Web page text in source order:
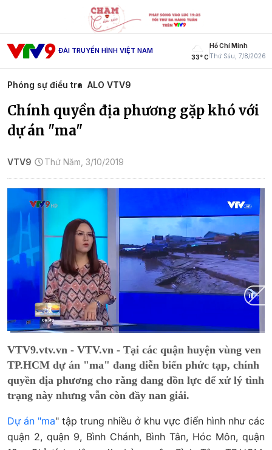
ĐÀI TRUYỀN HÌNH VIỆT NAM
33° C
Hồ Chí Minh
Thứ Sáu, 7/8/2026
Phóng sự điều tra ALO VTV9
Chính quyền địa phương gặp khó với
dự án "ma"
VTV9 Thứ Năm, 3/10/2019
Time
VTV9.vtv.vn - VTV.vn - Tại các quận huyện vùng ven
TP.HCM dự án "ma" đang diễn biến phức tạp, chính
quyền địa phương cho rằng đang dồn lực để xử lý tình
trạng này nhưng vẫn còn đầy nan giải.
Dự án "ma" tập trung nhiều ở khu vực điển hình như các
quận 2, quận 9, Bình Chánh, Bình Tân, Hóc Môn, quận